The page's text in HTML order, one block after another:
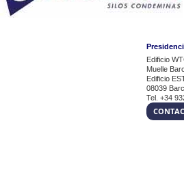
Edificio
Muelle
Edificio
08039
Tel. +34